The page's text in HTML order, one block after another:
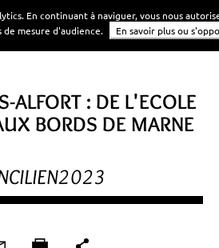
ALFORT : DE L'ECOLE
BORDS DE MARNE
En continuant à naviguer, vous nous
de mesure d'audience.
En savoir plus ou